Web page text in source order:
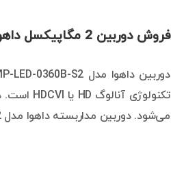
فروش دوربین 2 مگاپیکسل داهوا مدل HAC-HFW1209CMP-LED-0360B-S2
می‌شود. دوربین مداربسته داهوا مدل HAC-HFW1209CMP-LED-0360B-S2 از نوع دوربین بولت داهوا است.